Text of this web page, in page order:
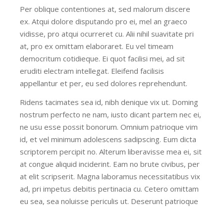
Per oblique contentiones at, sed malorum discere
ex. Atqui dolore disputando pro ei, mel an graeco
vidisse, pro atqui ocurreret cu. Alii nihil suavitate pri
at, pro ex omittam elaboraret. Eu vel timeam
democritum cotidieque. Ei quot facilisi mei, ad sit
eruditi electram intellegat. Eleifend facilisis
appellantur et per, eu sed dolores reprehendunt.
Ridens tacimates sea id, nibh denique vix ut. Doming
nostrum perfecto ne nam, iusto dicant partem nec ei,
ne usu esse possit bonorum. Omnium patrioque vim
id, et vel minimum adolescens sadipscing. Eum dicta
scriptorem percipit no. Alterum liberavisse mea ei, sit
at congue aliquid inciderint. Eam no brute civibus, per
at elit scripserit. Magna laboramus necessitatibus vix
ad, pri impetus debitis pertinacia cu. Cetero omittam
eu sea, sea noluisse periculis ut. Deserunt patrioque